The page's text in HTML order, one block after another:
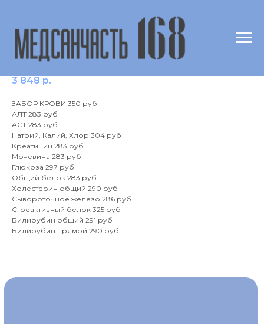
Биохимический комплекс
3 848 р.
ЗАБОР КРОВИ 350 руб
АЛТ 283 руб
АСТ 283 руб
Натрий, Калий, Хлор 304 руб
Креатинин 283 руб
Мочевина 283 руб
Глюкоза 297 руб
Общий белок 283 руб
Холестерин общий 290 руб
Сывороточное железо 286 руб
С-реактивный белок 325 руб
Билирубин общий 291 руб
Билирубин прямой 290 руб